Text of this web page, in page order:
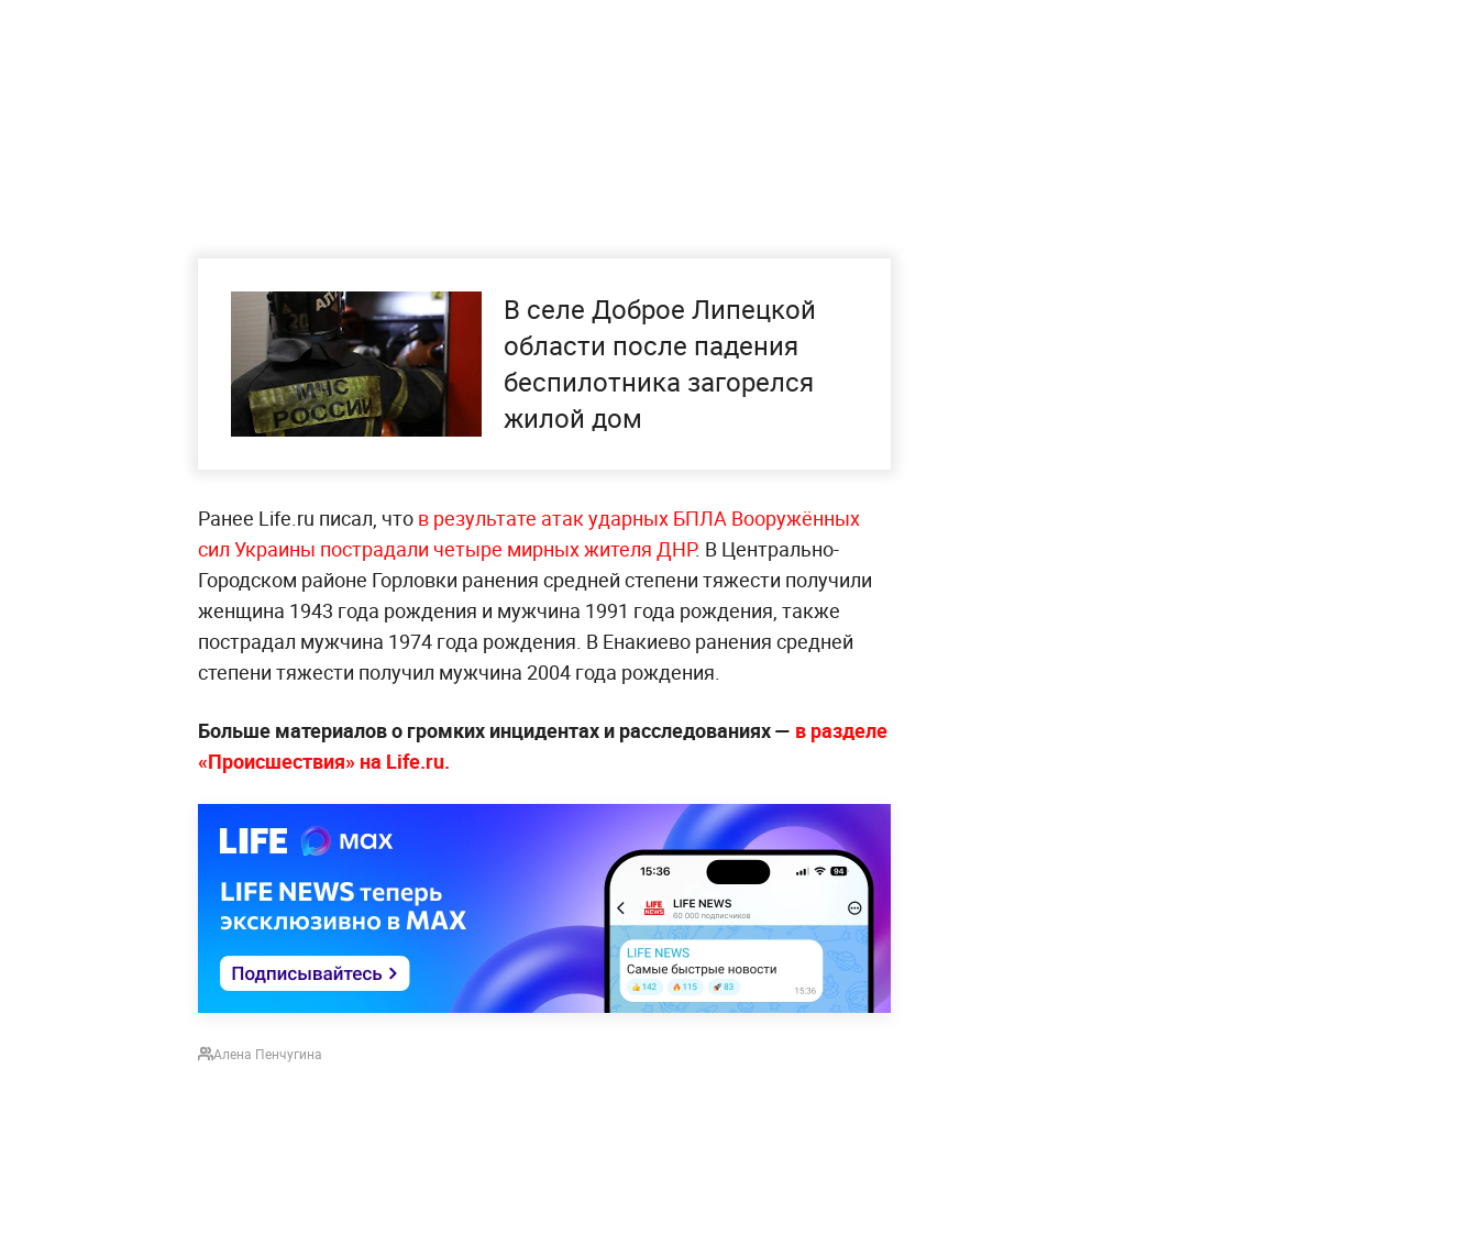
В селе Доброе Липецкой
области после падения
беспилотника загорелся
жилой дом
Ранее Life.ru писал, что в результате атак ударных БПЛА Вооружённых
сил Украины пострадали четыре мирных жителя ДНР. В Центрально-
Городском районе Горловки ранения средней степени тяжести получили
женщина 1943 года рождения и мужчина 1991 года рождения, также
пострадал мужчина 1974 года рождения. В Енакиево ранения средней
степени тяжести получил мужчина 2004 года рождения.
Больше материалов о громких инцидентах и расследованиях — в разделе
«Происшествия» на Life.ru.
Алена Пенчугина